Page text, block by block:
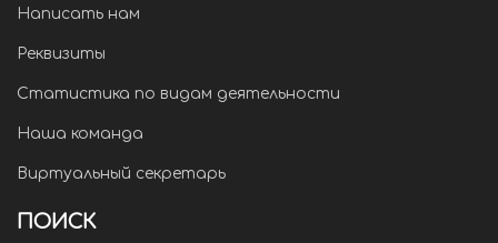
Написать нам
Реквизиты
Статистика по видам деятельности
Наша команда
Виртуальный секретарь
ПОИСК